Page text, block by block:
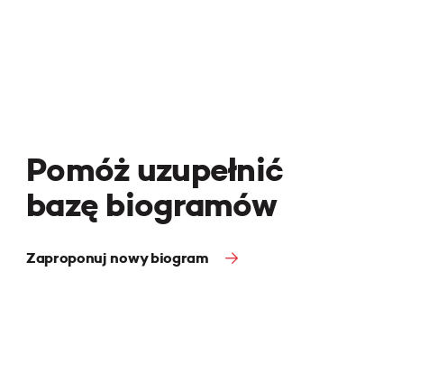
Pomóż uzupełnić
bazę biogramów
Zaproponuj nowy biogram